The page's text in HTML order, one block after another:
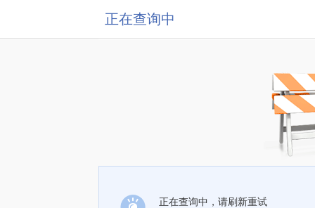
正在查询中
正在查询中，请刷新重试